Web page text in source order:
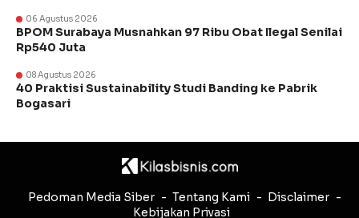
06 Agustus 2026
BPOM Surabaya Musnahkan 97 Ribu Obat Ilegal Senilai
Rp540 Juta
08 Agustus 2026
40 Praktisi Sustainability Studi Banding ke Pabrik
Bogasari
Pedoman Media Siber Tentang Kami
Disclaimer
Kebijakan Privasi